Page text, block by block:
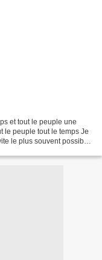
et tout le peuple une
le peuple tout le temps Je
le plus souvent possible